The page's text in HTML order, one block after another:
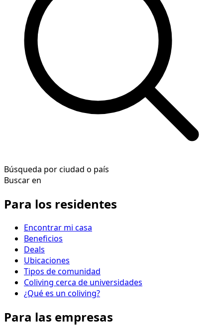
Búsqueda por ciudad o país
Buscar en
Para los residentes
Encontrar mi casa
Beneficios
Deals
Ubicaciones
Tipos de comunidad
Coliving cerca de universidades
¿Qué es un coliving?
Para las empresas